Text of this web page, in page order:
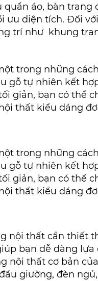
áo, bàn trang
ưu diện tích. Đối
trí như khung
trong những
gỗ tự nhiên kết
giản, bạn có thể
thất kiểu dáng
trong những
gỗ tự nhiên kết
giản, bạn có thể
thất kiểu dáng
nội thất cần thiết
bạn dễ dàng
nội thất cơ bản
giường, đèn